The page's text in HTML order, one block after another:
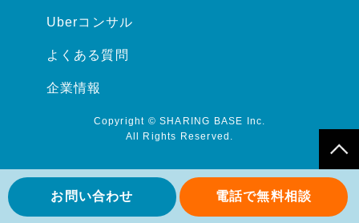
お問い合わせ 電話で無料相談
Uberコンサル
よくある質問
企業情報
Copyright © SHARING BASE Inc.
All Rights Reserved.